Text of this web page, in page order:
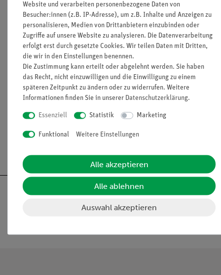
Website und verarbeiten personenbezogene Daten von
Besucher:innen (z.B. IP-Adresse), um z.B. Inhalte und Anzeigen zu
personalisieren, Medien von Drittanbietern einzubinden oder
Zugriffe auf unsere Website zu analysieren. Die Datenverarbeitung
erfolgt erst durch gesetzte Cookies. Wir teilen Daten mit Dritten,
die wir in den Einstellungen benennen.
Die Zustimmung kann erteilt oder abgelehnt werden. Sie haben
das Recht, nicht einzuwilligen und die Einwilligung zu einem
späteren Zeitpunkt zu ändern oder zu widerrufen. Weitere
Informationen finden Sie in unserer Daten­schutz­erklärung.
Essenziell Statistik Marketing
Funktional Weitere Einstellungen
Alle akzeptieren
Alle ablehnen
Auswahl akzeptieren